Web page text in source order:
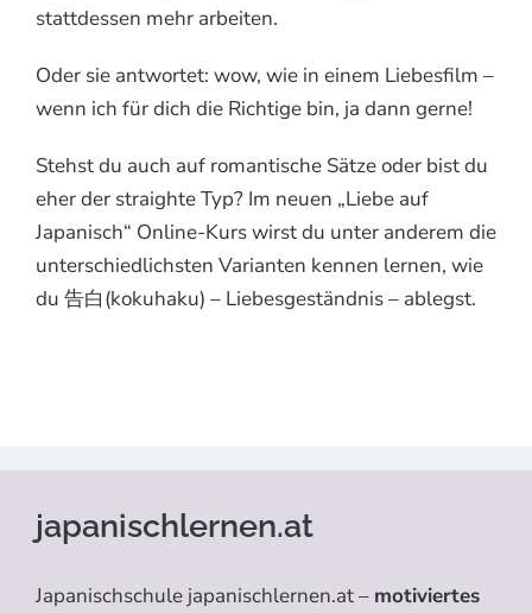
stattdessen mehr arbeiten.
Oder sie antwortet: wow, wie in einem Liebesfilm –
wenn ich für dich die Richtige bin, ja dann gerne!
Stehst du auch auf romantische Sätze oder bist du
eher der straighte Typ? Im neuen „Liebe auf
Japanisch“ Online-Kurs wirst du unter anderem die
unterschiedlichsten Varianten kennen lernen, wie
du 告白(kokuhaku) – Liebesgeständnis – ablegst.
japanischlernen.at
Japanischschule japanischlernen.at – motiviertes